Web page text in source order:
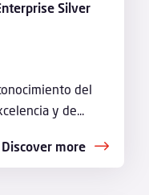
Silver
del
y de...
Discover more